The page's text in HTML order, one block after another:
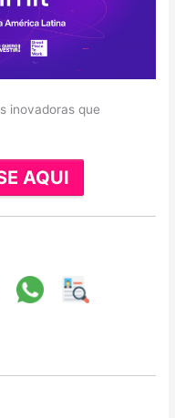
inovadoras que
AQUI